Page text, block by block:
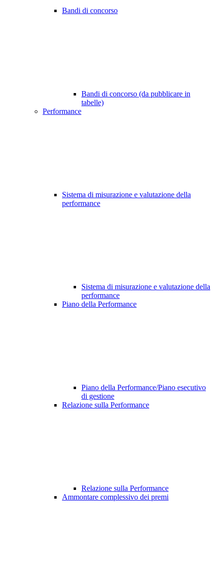
Bandi di concorso
Bandi di concorso (da pubblicare in
tabelle)
Performance
Sistema di misurazione e valutazione della
performance
Sistema di misurazione e valutazione della
performance
Piano della Performance
Piano della Performance/Piano esecutivo
di gestione
Relazione sulla Performance
Relazione sulla Performance
Ammontare complessivo dei premi